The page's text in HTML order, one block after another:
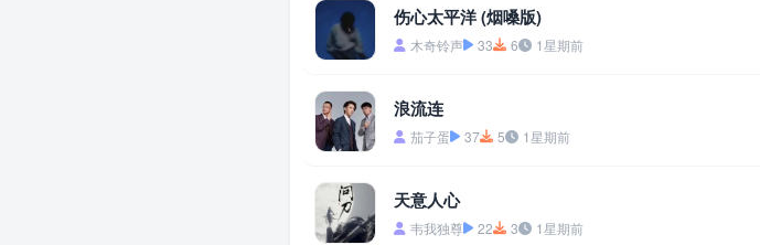
伤心太平洋 (烟嗓版)
木奇铃声 33 6 1星期前
浪流连
茄子蛋 37 5 1星期前
天意人心
韦我独尊 22 3 1星期前